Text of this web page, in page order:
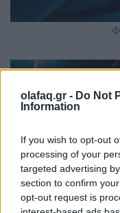
olafaq.gr - Do Not
Information
If you wish to opt-out
processing of your
targeted advertising
section to confirm
opt-out request is